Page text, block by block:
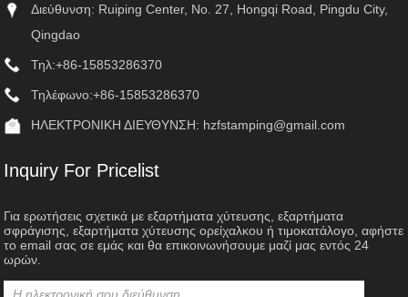
Διεύθυνση: Ruiping Center, No. 27, Hongqi Road, Pingdu City,
Qingdao
Τηλ:+86-15853286370
Τηλέφωνο:+86-15853286370
ΗΛΕΚΤΡΟΝΙΚΗ ΔΙΕΥΘΥΝΣΗ: hzfstamping@gmail.com
Inquiry For Pricelist
Για ερωτήσεις σχετικά με εξαρτήματα χύτευσης, εξαρτήματα
σφράγισης, εξαρτήματα χύτευσης ορείχαλκου ή τιμοκατάλογο, αφήστε
το email σας σε εμάς και θα επικοινωνήσουμε μαζί μας εντός 24
ωρών.